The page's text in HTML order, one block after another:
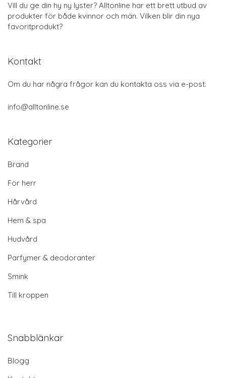
Vill du ge din hy ny lyster? Alltonline har ett brett utbud av
produkter för både kvinnor och män. Vilken blir din nya
favoritprodukt?
Kontakt
Om du har några frågor kan du kontakta oss via e-post:
info@alltonline.se
Kategorier
Brand
För herr
Hårvård
Hem & spa
Hudvård
Parfymer & deodoranter
Smink
Till kroppen
Snabblänkar
Blogg